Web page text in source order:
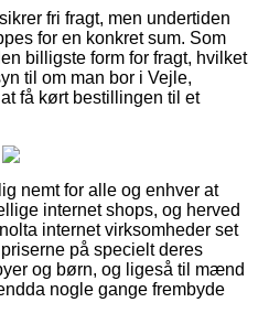
fri fragt, men undertiden
for en konkret sum. Som
billigste form for fragt, hvilket
til om man bor i Vejle,
få kørt bestillingen til et
nemt for alle og enhver at
internet shops, og herved
internet virksomheder set
på specielt deres
og børn, og ligeså til mænd
nogle gange frembyde